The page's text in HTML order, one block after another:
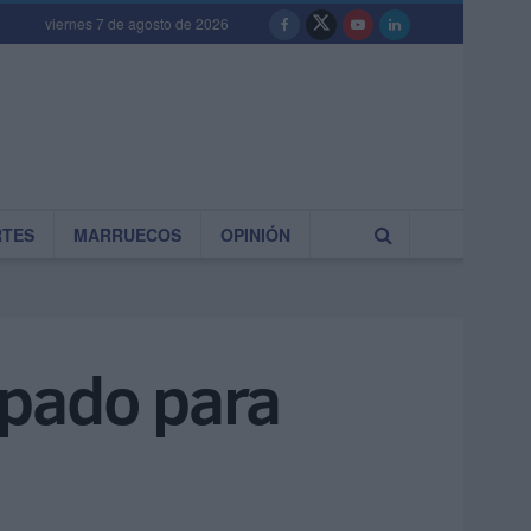
viernes 7 de agosto de 2026
MARRUECOS OPINIÓN
para